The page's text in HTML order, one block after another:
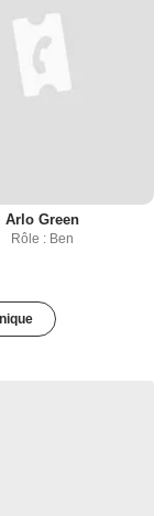
Arlo Green
Rôle : Ben